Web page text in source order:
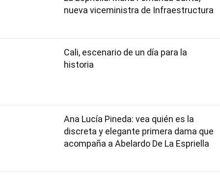
nueva viceministra de Infraestructura
Cali, escenario de un día para la
historia
Ana Lucía Pineda: vea quién es la
discreta y elegante primera dama que
acompaña a Abelardo De La Espriella